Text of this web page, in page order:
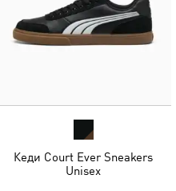
Кеди Court Ever Sneakers
Unisex